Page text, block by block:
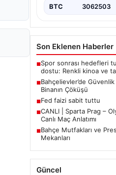
BTC 3062503
Son Eklenen Haberler
■Spor sonrası hedefleri
dostu: Renkli kinoa ve
■Bahçelievler’de
Binanın Çöküşü
■Fed faizi sabit tuttu
■CANLI | Sparta Prag –
Canlı Maç Anlatımı
■Bahçe Mutfakları ve
Mekanları
Güncel